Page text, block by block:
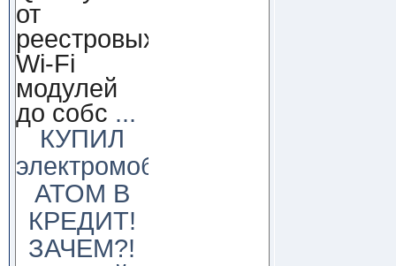
от
реестровых
Wi-Fi
модулей
до собс ...
КУПИЛ
электромобиль
АТОМ В
КРЕДИТ!
ЗАЧЕМ?!